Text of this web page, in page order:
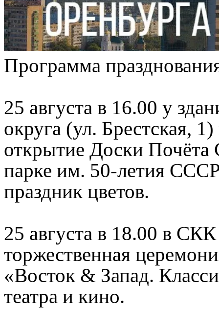
Программа
25 августа в 16.00 у
округа (ул. Брестская,
открытие Доски Почёта
парке им. 50-летия
праздник цветов.
25 августа в 18.00 в
торжественная
«Восток & Запад.
театра и кино.